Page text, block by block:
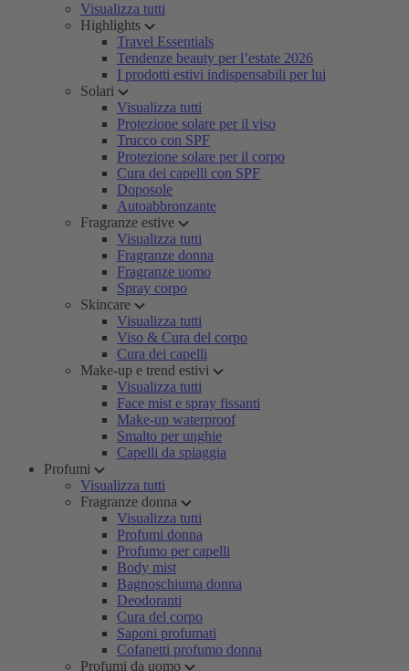
Visualizza tutti
Highlights
Travel Essentials
Tendenze beauty per l’estate 2026
I prodotti estivi indispensabili per lui
Solari
Visualizza tutti
Protezione solare per il viso
Trucco con SPF
Protezione solare per il corpo
Cura dei capelli con SPF
Doposole
Autoabbronzante
Fragranze estive
Visualizza tutti
Fragranze donna
Fragranze uomo
Spray corpo
Skincare
Visualizza tutti
Viso & Cura del corpo
Cura dei capelli
Make-up e trend estivi
Visualizza tutti
Face mist e spray fissanti
Make-up waterproof
Smalto per unghie
Capelli da spiaggia
Profumi
Visualizza tutti
Fragranze donna
Visualizza tutti
Profumi donna
Profumo per capelli
Body mist
Bagnoschiuma donna
Deodoranti
Cura del corpo
Saponi profumati
Cofanetti profumo donna
Profumi da uomo